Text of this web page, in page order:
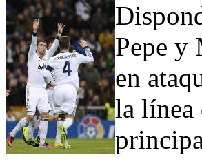
Pepe y
en
la línea